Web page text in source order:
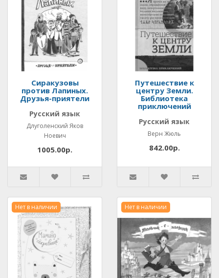
Сиракузовы
против Лапиных.
Друзья-приятели
Русский язык
Длуголенский Яков
Ноевич
1005.00р.
Путешествие к
центру Земли.
Библиотека
приключений
Русский язык
Верн Жюль
842.00р.
Нет в наличии Нет в наличии